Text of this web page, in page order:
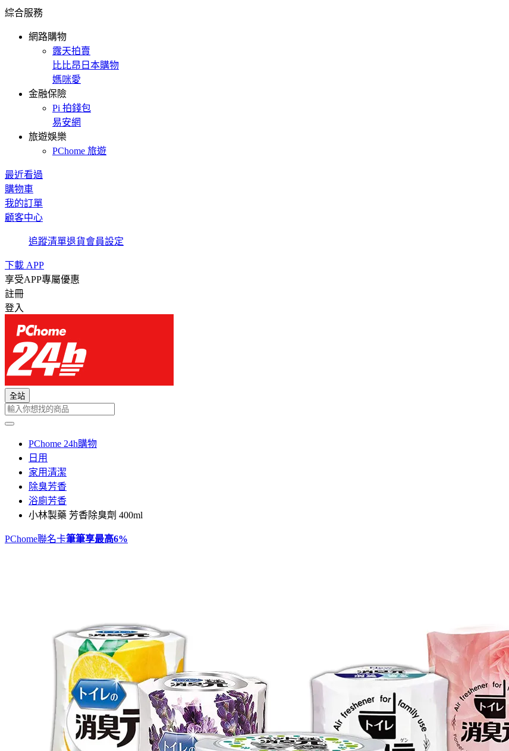
綜合服務
網路購物
露天拍賣
比比昂日本購物
媽咪愛
金融保險
Pi 拍錢包
易安網
旅遊娛樂
PChome 旅遊
最近看過
購物車
我的訂單
顧客中心
追蹤清單退貨會員設定
下載 APP
享受APP專屬優惠
註冊
登入
全站
PChome 24h購物
日用
家用清潔
除臭芳香
浴廁芳香
小林製藥 芳香除臭劑 400ml
PChome聯名卡筆筆享最高6%